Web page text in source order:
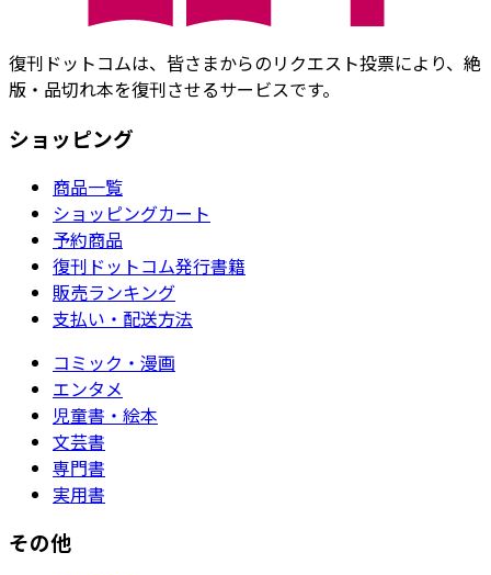
復刊ドットコムは、皆さまからのリクエスト投票により、絶
版・品切れ本を復刊させるサービスです。
ショッピング
商品一覧
ショッピングカート
予約商品
復刊ドットコム発行書籍
販売ランキング
支払い・配送方法
コミック・漫画
エンタメ
児童書・絵本
文芸書
専門書
実用書
その他